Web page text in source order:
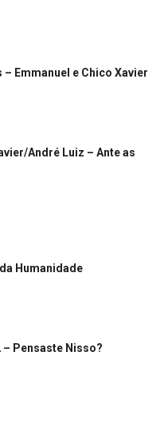
Emmanuel e Chico Xavier
André Luiz – Ante as
Humanidade
– Pensaste Nisso?